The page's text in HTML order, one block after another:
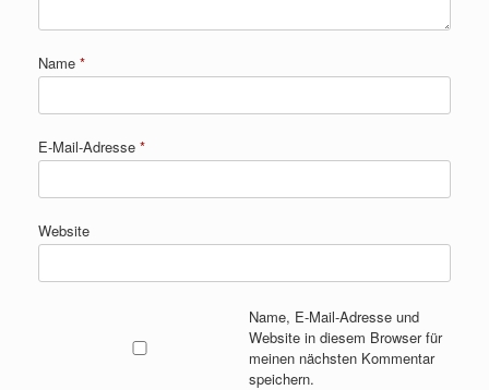
Name *
E-Mail-Adresse *
Website
Name, E-Mail-Adresse und
Website in diesem Browser für
meinen nächsten Kommentar
speichern.